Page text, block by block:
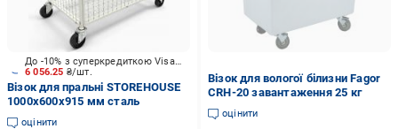
6 056.25 ₴/шт.
До -10% з суперкредиткою Visa Вигода
Візок для пральні STOREHOUSE
1000x600х915 мм сталь
оцінити
Візок для вологої білизни Fagor
CRH-20 завантаження 25 кг
оцінити